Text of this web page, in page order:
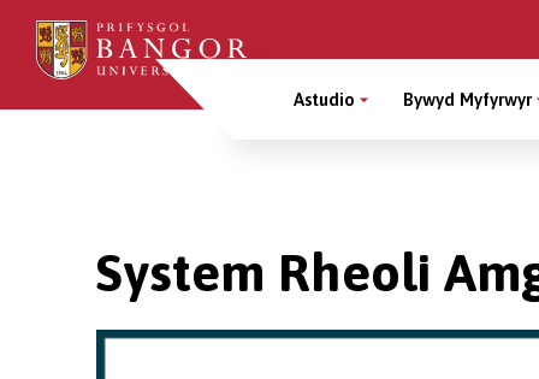
Sgipiwch
gynnwys
Main
Astudio Bywyd Myfyrwyr
System Rheoli